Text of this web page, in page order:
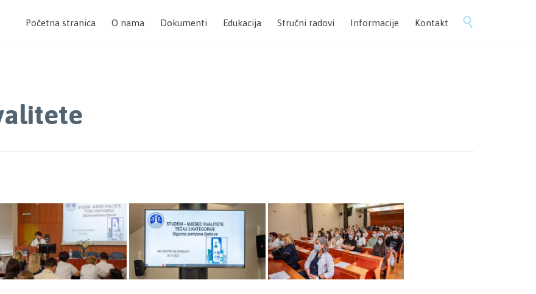
Skip
Početna stranica O nama Dokumenti Edukacija Stručni radovi Informacije Kontakt 